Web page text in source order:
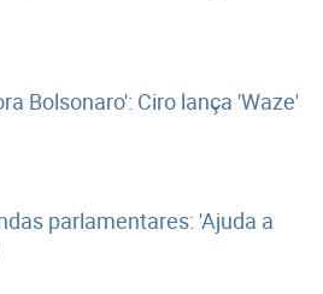
Bolsonaro': Ciro lança 'Waze'
parlamentares: 'Ajuda a